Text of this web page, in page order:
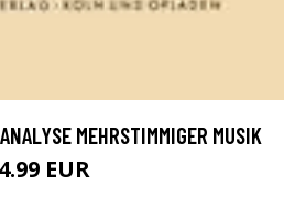
MEHRSTIMMIGER MUSIK
EUR